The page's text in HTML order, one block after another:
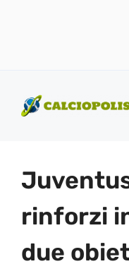
contenuto
rinforzi
due